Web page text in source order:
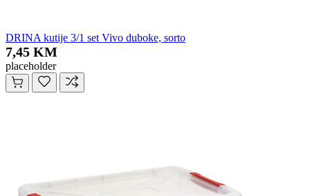
DRINA kutije 3/1 set Vivo duboke, sorto
7,45 KM
placeholder